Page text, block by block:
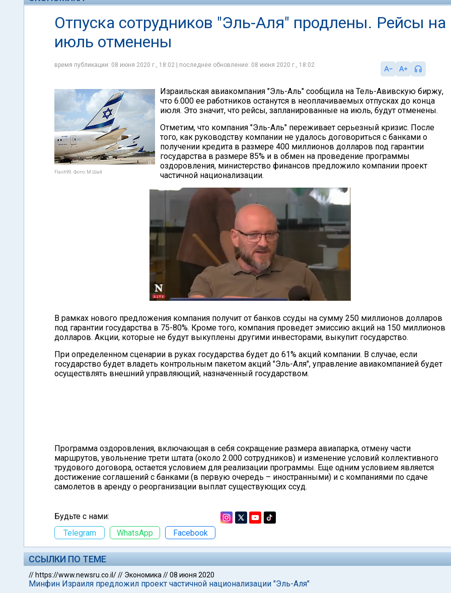
Отпуска сотрудников "Эль-Аля" продлены. Рейсы на
июль отменены
время публикации: 08 июня 2020 г., 18:02 | последнее обновление: 08 июня 2020 г., 18:02
Flash90. Фото: М.Шай
Израильская авиакомпания "Эль-Аль" сообщила на Тель-Авивскую биржу,
что 6.000 ее работников останутся в неоплачиваемых отпусках до конца
июля. Это значит, что рейсы, запланированные на июль, будут отменены.
Отметим, что компания "Эль-Аль" переживает серьезный кризис. После
того, как руководству компании не удалось договориться с банками о
получении кредита в размере 400 миллионов долларов под гарантии
государства в размере 85% и в обмен на проведение программы
оздоровления, министерство финансов предложило компании проект
частичной национализации.
В рамках нового предложения компания получит от банков ссуды на сумму 250 миллионов долларов
под гарантии государства в 75-80%. Кроме того, компания проведет эмиссию акций на 150 миллионов
долларов. Акции, которые не будут выкуплены другими инвесторами, выкупит государство.
При определенном сценарии в руках государства будет до 61% акций компании. В случае, если
государство будет владеть контрольным пакетом акций "Эль-Аля", управление авиакомпанией будет
осуществлять внешний управляющий, назначенный государством.
Программа оздоровления, включающая в себя сокращение размера авиапарка, отмену части
маршрутов, увольнение трети штата (около 2.000 сотрудников) и изменение условий коллективного
трудового договора, остается условием для реализации программы. Еще одним условием является
достижение соглашений с банками (в первую очередь – иностранными) и с компаниями по сдаче
самолетов в аренду о реорганизации выплат существующих ссуд.
Будьте с нами:
Telegram
WhatsApp Facebook
ССЫЛКИ ПО ТЕМЕ
// https://www.newsru.co.il/// Экономика //08 июня 2020
Минфин Израиля предложил проект частичной национализации "Эль-Аля"